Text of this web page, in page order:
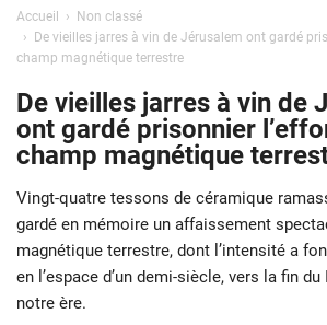
Accueil
Non classé
De vieilles jarres à vin de Jérusalem ont gardé
champ magnétique terrestre
De vieilles jarres à vin de
ont gardé prisonnier
champ magnétique
Vingt-quatre tessons de céramique
gardé en mémoire un affaissement
magnétique terrestre, dont l’intensité a
en l’espace d’un demi-siècle, vers la fin
notre ère.